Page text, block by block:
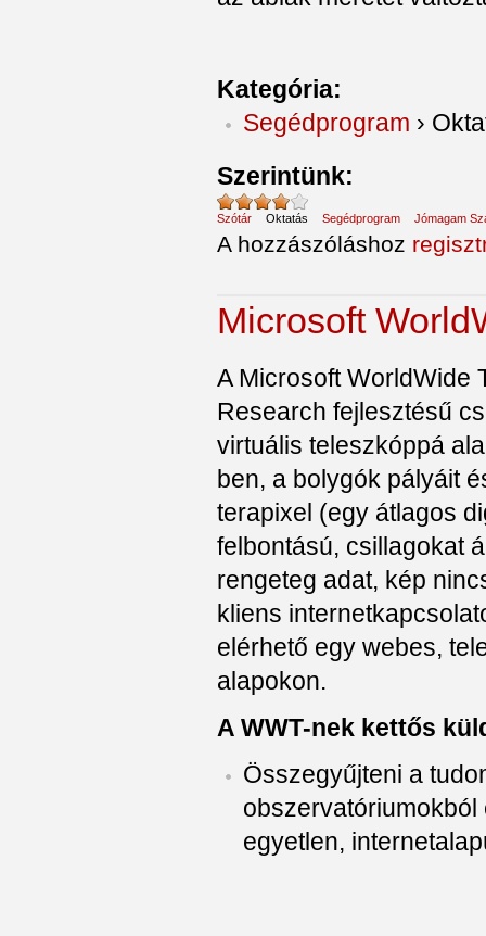
Kategória:
Segédprogram ›
Szerintünk:
Szótár Oktatás Segédprogram Jómagam
A hozzászóláshoz
Microsoft
A Microsoft WorldWide
Research fejlesztésű
virtuális teleszkóppá
ben, a bolygók pályáit
terapixel (egy átlagos
felbontású, csillagokat
rengeteg adat, kép
kliens
elérhető egy webes,
alapokon.
A WWT-nek kettős
Összegyűjteni a
egyetlen,